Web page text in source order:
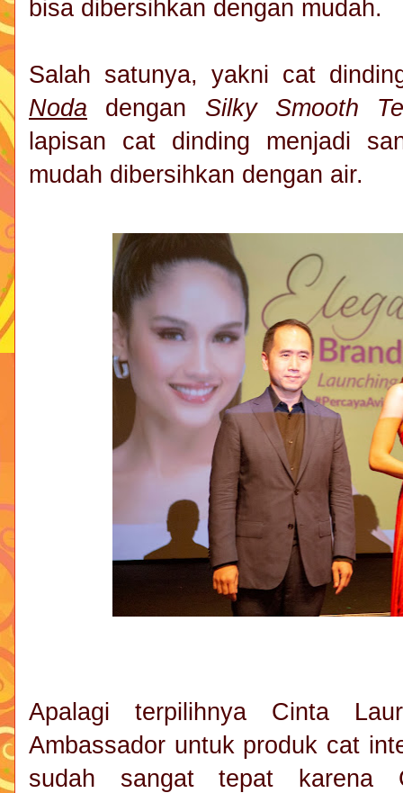
bisa dibersihkan dengan mudah.
Salah satunya, yakni cat
Noda dengan Silky Smooth
lapisan cat dinding menjadi
mudah dibersihkan dengan air.
Apalagi terpilihnya Cinta
Ambassador untuk produk cat
sudah sangat tepat karena